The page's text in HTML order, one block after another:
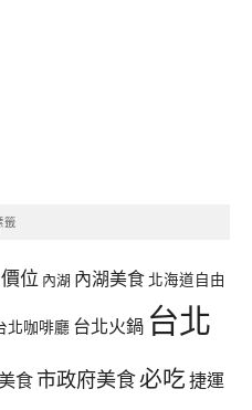
籤
價位 內湖 內湖美食 北海道自由
北咖啡廳 台北火鍋 台北
食 市政府美食必吃 捷運